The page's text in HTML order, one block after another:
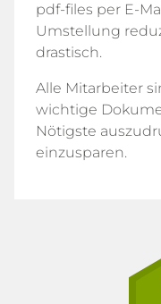
pdf-files per E-
Umstellung
drastisch.
Alle Mitarbeiter
wichtige
Nötigste
einzusparen.